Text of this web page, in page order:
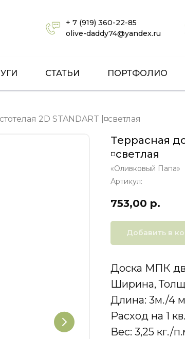
+ 7 (919) 360-22-85
olive-daddy74@yandex.ru
СТАТЬИ ПОРТФОЛИО
2D STANDART |◽светлая
Террасная
◽светлая
«Оливковый Папа»
Артикул:
753,00 р.
Добавить в
Доска МПК
Ширина,
Длина: 3м./4
Расход на 1
Вес: 3,25 кг./